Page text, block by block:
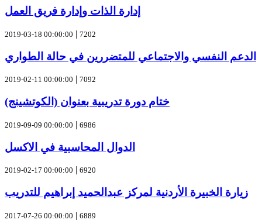
زيارات
حيث
الله
إدارة الذات وإدارة فريق العمل
2019-03-18 00:00:00 | 7202
الدعم النفسي والاجتماعي للمتضررين في حالة الطواري
2019-02-11 00:00:00 | 7092
ختام دورة تدريبية بعنوان (الكوتشينج)
2019-09-09 00:00:00 | 6986
الدوال المحاسبية في الاكسل
2019-02-17 00:00:00 | 6920
زيارة الخبيرة الأردنية لمركز عبدالحميد إبراهيم للتدريب
2017-07-26 00:00:00 | 6889